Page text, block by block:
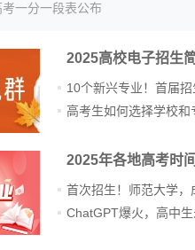
一分一段表公布
2025高校电子招生
10个新兴专业！首届招
高考生如何选择学校和
2025年各地高考时
首次招生！师范大学，